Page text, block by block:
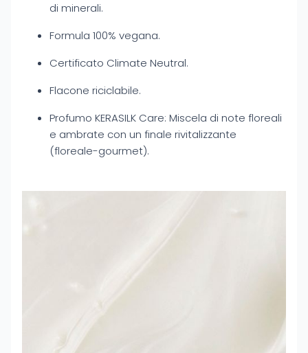
di minerali.
Formula 100% vegana.
Certificato Climate Neutral.
Flacone riciclabile.
Profumo KERASILK Care: Miscela di note floreali
e ambrate con un finale rivitalizzante
(floreale-gourmet).